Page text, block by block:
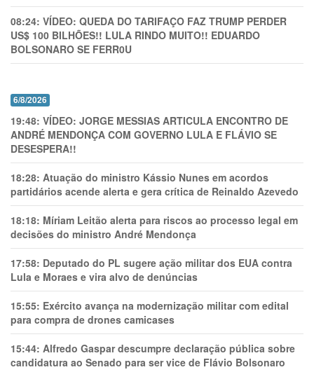
08:24: VÍDEO: QUEDA DO TARIFAÇO FAZ TRUMP PERDER
US$ 100 BILHÕES!! LULA RINDO MUITO!! EDUARDO
BOLSONARO SE FERR0U
6/8/2026
19:48: VÍDEO: JORGE MESSIAS ARTICULA ENCONTRO DE
ANDRÉ MENDONÇA COM GOVERNO LULA E FLÁVIO SE
DESESPERA!!
18:28: Atuação do ministro Kássio Nunes em acordos
partidários acende alerta e gera crítica de Reinaldo Azevedo
18:18: Míriam Leitão alerta para riscos ao processo legal em
decisões do ministro André Mendonça
17:58: Deputado do PL sugere ação militar dos EUA contra
Lula e Moraes e vira alvo de denúncias
15:55: Exército avança na modernização militar com edital
para compra de drones camicases
15:44: Alfredo Gaspar descumpre declaração pública sobre
candidatura ao Senado para ser vice de Flávio Bolsonaro